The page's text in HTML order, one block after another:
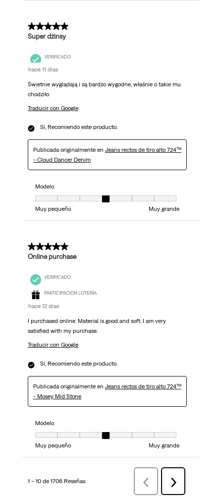
5 de 5 estrellas.
Super dżinsy
VERIFICADO
hace 11 días
Świetnie wyglądają i są bardzo wygodne, właśnie o takie mu
chodziło
Traducir con Google
Sí, Recomiendo este producto.
Publicada originalmente en Jeans rectos de tiro alto 724™
- Cloud Dancer Denim
Modelo
Modelo, 4 de 7, donde 1 es igual a Muy pequeño y 7 es igual a Muy
Muy pequeño
Muy grande
5 de 5 estrellas.
Online purchase
VERIFICADO
PARTICIPACIÓN LOTERÍA
hace 12 días
I purchased online. Material is good and soft. I am very
satisfied with my purchase.
Traducir con Google
Sí, Recomiendo este producto.
Publicada originalmente en Jeans rectos de tiro alto 724™
- Mosey Mid Stone
Modelo
Modelo, 4 de 7, donde 1 es igual a Muy pequeño y 7 es igual a Muy
Muy pequeño
Muy grande
1 – 10 de 1706 Reseñas AnteriorReseñasSiguiente
Reseñas